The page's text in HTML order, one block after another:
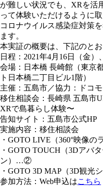
が難しい状況でも、XRを活
って体験いただけるように
コロナウイルス感染症対策
ます。
本実証の概要は、下記のとお
日程 ：2021年4月16日（金）
会場 ：日本橋 長崎館（東京
ト日本橋二丁目ビル1階）
主催 ：五島市／協力 ：ドコモ
移住相談会 ：長崎県 五島市
XRで島暮らし体験〜
告知サイト
：五島市公式HP
実施内容 ：移住相談会
・GOTO LIVE（360°映像
・GOTO TOUCH（3Dアバ
ン）…②
・GOTO 3D MAP（3D観
参加方法 ：Web申込はこちら